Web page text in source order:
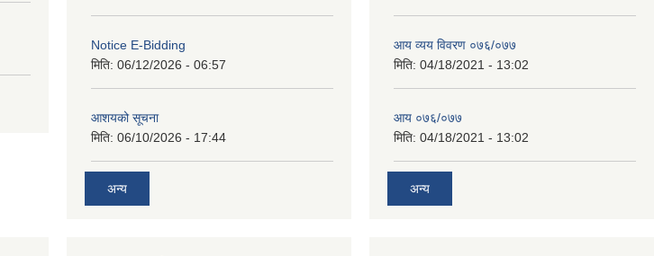
Notice E-Bidding
मिति: 06/12/2026 - 06:57
आशयको सूचना
मिति: 06/10/2026 - 17:44
अन्य
आय व्यय विवरण ०७६/०७७
मिति: 04/18/2021 - 13:02
आय ०७६/०७७
मिति: 04/18/2021 - 13:02
अन्य